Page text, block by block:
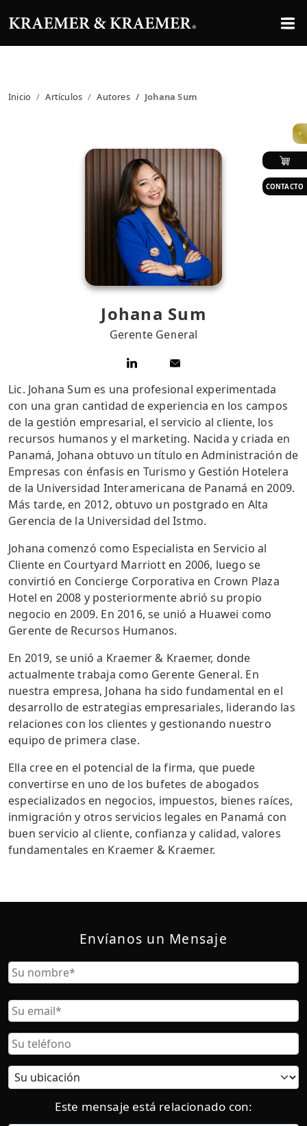
>
CONTACTO
Inicio Artículos Autores Johana Sum
Johana Sum
Gerente General
Lic. Johana Sum es una profesional experimentada
con una gran cantidad de experiencia en los campos
de la gestión empresarial, el servicio al cliente, los
recursos humanos y el marketing. Nacida y criada en
Panamá, Johana obtuvo un título en Administración de
Empresas con énfasis en Turismo y Gestión Hotelera
de la Universidad Interamericana de Panamá en 2009.
Más tarde, en 2012, obtuvo un postgrado en Alta
Gerencia de la Universidad del Istmo.
Johana comenzó como Especialista en Servicio al
Cliente en Courtyard Marriott en 2006, luego se
convirtió en Concierge Corporativa en Crown Plaza
Hotel en 2008 y posteriormente abrió su propio
negocio en 2009. En 2016, se unió a Huawei como
Gerente de Recursos Humanos.
En 2019, se unió a Kraemer & Kraemer, donde
actualmente trabaja como Gerente General. En
nuestra empresa, Johana ha sido fundamental en el
desarrollo de estrategias empresariales, liderando las
relaciones con los clientes y gestionando nuestro
equipo de primera clase.
Ella cree en el potencial de la firma, que puede
convertirse en uno de los bufetes de abogados
especializados en negocios, impuestos, bienes raíces,
inmigración y otros servicios legales en Panamá con
buen servicio al cliente, confianza y calidad, valores
fundamentales en Kraemer & Kraemer.
Envíanos un Mensaje
Nombre
Correo
Electrónico
Teléfono
Ubicación
actual:
Este mensaje está relacionado con: